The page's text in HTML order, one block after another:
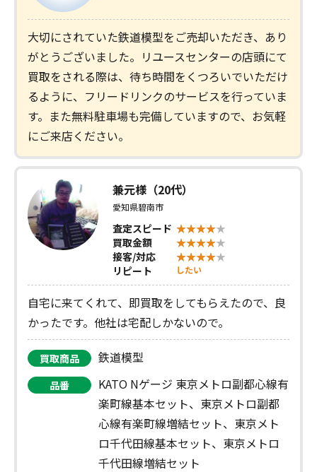
大切にされていた鉄道模型をご売却いただき、あり
がとうございました。リユースセンターの店頭にて
買取をされる際は、待ち時間をくつろいでいただけ
るように、フリードリンクのサービスを行っていま
す。また無料駐車場も完備していますので、お気軽
にご来店ください。
兼元様（20代）
愛知県碧南市
査定スピード
買取金額
接客/対応
リピート
したい
自宅に来てくれて、即買取をしてもらえたので、良
かったです。他社は宅配しかないので。
買取商品 鉄道模型
品番
KATO Nゲージ 東京メトロ副都心線有
楽町線基本セット、東京メトロ副都
心線有楽町線増結セット、東京メト
ロ千代田線基本セット、東京メトロ
千代田線増結セット